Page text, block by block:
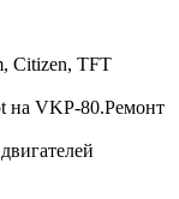
Citizen, TFT
на VKP-80.Ремонт